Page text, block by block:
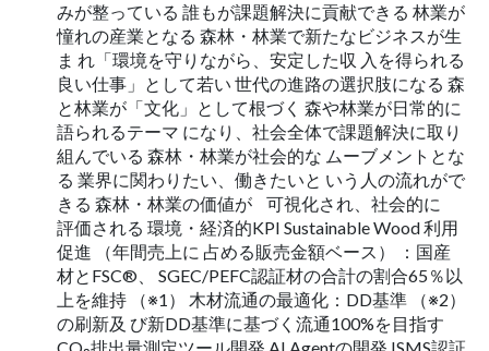
みが整っている 誰もが課題解決に貢献できる 林業が
憧れの産業となる 森林・林業で新たなビジネスが生
ま れ「環境を守りながら、安定した収 入を得られる
良い仕事」として若い 世代の進路の選択肢になる 森
と林業が「文化」として根づく 森や林業が日常的に
語られるテーマ になり、社会全体で課題解決に取り
組んでいる 森林・林業が社会的な ムーブメントとな
る 業界に関わりたい、働きたいと いう人の流れがで
きる 森林・林業の価値が 可視化され、社会的に
評価される 環境・経済的KPI Sustainable Wood 利用
促進 （年間売上に 占める販売金額ベース） ：国産
材とFSC®、 SGEC/PEFC認証材の合計の割合65％以
上を維持 （※1） 木材流通の最適化：DD基準 （※2）
の刷新及 び新DD基準に基づく流通100%を目指す